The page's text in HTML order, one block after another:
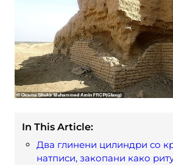
In This Article:
Два глинени цилиндри со
натписи, закопани како